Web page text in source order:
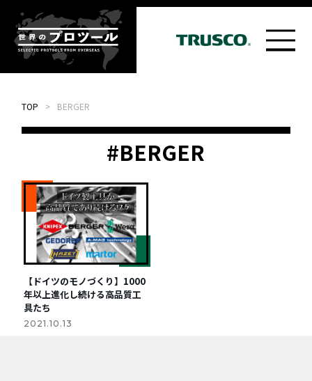
TOP > BERGER
#BERGER
【ドイツのモノづくり】1000
年以上進化し続ける高品質工
具たち
2021.10.13